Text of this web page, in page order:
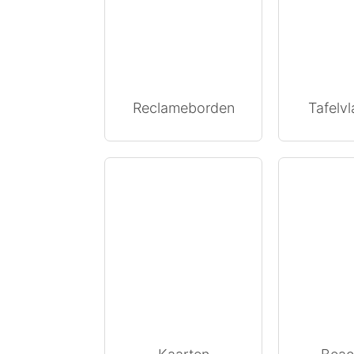
Reclameborden